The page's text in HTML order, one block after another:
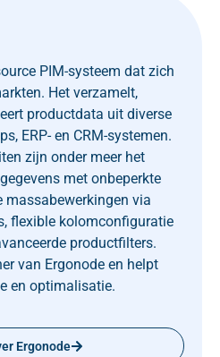
PIM-systeem dat zich
Het verzamelt,
productdata uit diverse
ERP- en CRM-systemen.
zijn onder meer het
met onbeperkte
massabewerkingen via
flexible kolomconfiguratie
productfilters.
van Ergonode en helpt
en optimalisatie.
Ergonode